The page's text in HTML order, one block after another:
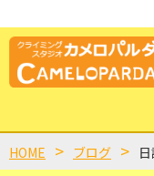
HOME ブログ